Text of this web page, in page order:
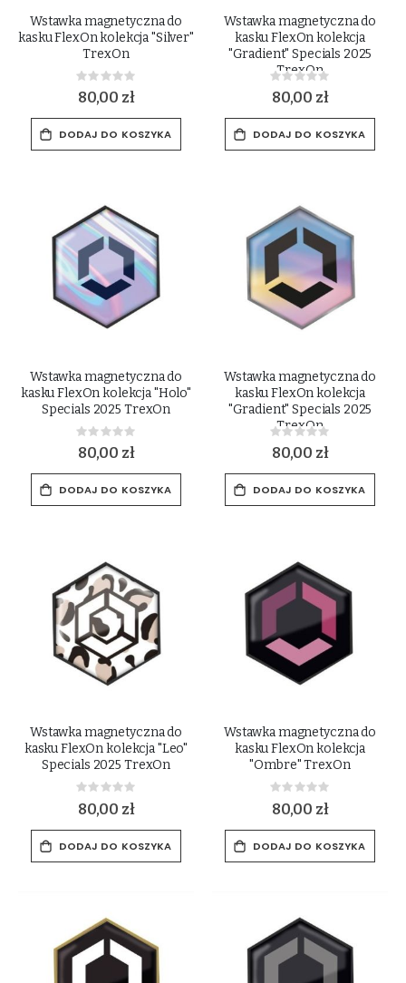
Wstawka magnetyczna do
kasku FlexOn kolekcja "Silver"
TrexOn
Rating:
0%
80,00 zł
DODAJ DO KOSZYKA
Wstawka magnetyczna do
kasku FlexOn kolekcja
"Gradient" Specials 2025
TrexOn
Rating:
0%
80,00 zł
DODAJ DO KOSZYKA
Wstawka magnetyczna do
kasku FlexOn kolekcja "Holo"
Specials 2025 TrexOn
Rating:
0%
80,00 zł
DODAJ DO KOSZYKA
Wstawka magnetyczna do
kasku FlexOn kolekcja
"Gradient" Specials 2025
TrexOn
Rating:
0%
80,00 zł
DODAJ DO KOSZYKA
Wstawka magnetyczna do
kasku FlexOn kolekcja "Leo"
Specials 2025 TrexOn
Rating:
0%
80,00 zł
DODAJ DO KOSZYKA
Wstawka magnetyczna do
kasku FlexOn kolekcja
"Ombre" TrexOn
Rating:
0%
80,00 zł
DODAJ DO KOSZYKA